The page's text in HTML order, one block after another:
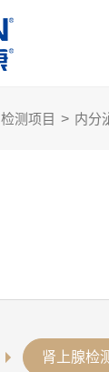
检测项目 > 内分
肾上腺检